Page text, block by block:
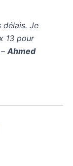
délais. Je
13 pour
–Ahmed